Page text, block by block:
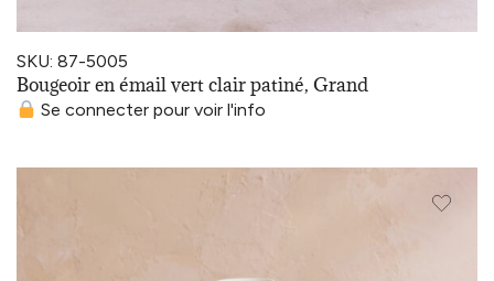
SKU: 87-5005
Bougeoir en émail vert clair patiné, Grand
Se connecter pour voir l'info